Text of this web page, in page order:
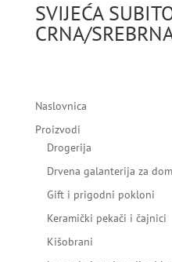
SVIJEĆA
CRNA/
Naslovnica
Proizvodi
Drogerija
Drvena galanterija za
Gift i prigodni pokloni
Keramički pekači i čajnici
Kišobrani